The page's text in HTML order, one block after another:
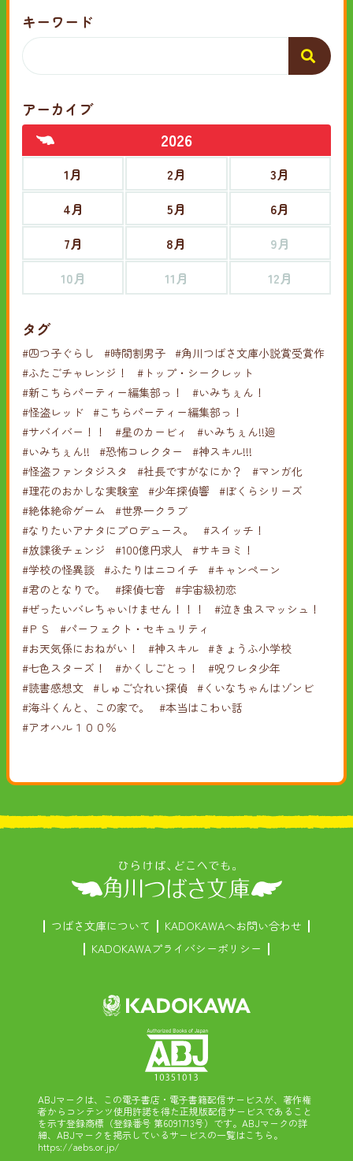
キーワード
アーカイブ
2026
1月 2月
3月
4月
5月
6月
7月
8月
9月
10月
11月 12月
タグ
#四つ子ぐらし #時間割男子 #角川つばさ文庫小説賞受賞作
#ふたごチャレンジ！
#トップ・シークレット
#新こちらパーティー編集部っ！
#いみちぇん！
#怪盗レッド #こちらパーティー編集部っ！
#サバイバー！！
#星のカービィ
#いみちぇん!!廻
#いみちぇん!!
#恐怖コレクター
#神スキル!!!
#怪盗ファンタジスタ
#社長ですがなにか？
#マンガ化
#理花のおかしな実験室 #少年探偵響
#ぼくらシリーズ
#絶体絶命ゲーム
#世界一クラブ
#なりたいアナタにプロデュース。
#スイッチ！
#放課後チェンジ
#100億円求人
#サキヨミ！
#学校の怪異談 #ふたりはニコイチ
#キャンペーン
#君のとなりで。
#探偵七音
#宇宙級初恋
#ぜったいバレちゃいけません！！！
#泣き虫スマッシュ！
#ＰＳ
#パーフェクト・セキュリティ
#お天気係におねがい！
#神スキル #きょうふ小学校
#七色スターズ！
#かくしごとっ！
#呪ワレタ少年
#読書感想文
#しゅご☆れい探偵 #くいなちゃんはゾンビ
#海斗くんと、この家で。
#本当はこわい話
#アオハル１００％
つばさ文庫について
KADOKAWAへお問い合わせ
KADOKAWAプライバシーポリシー
ABJマークは、この電子書店・電子書籍配信サービスが、著作権
者からコンテンツ使用許諾を得た正規版配信サービスであること
を示す登録商標（登録番号 第6091713号）です。ABJマークの詳
細、ABJマークを掲示しているサービスの一覧はこちら。
https://aebs.or.jp/